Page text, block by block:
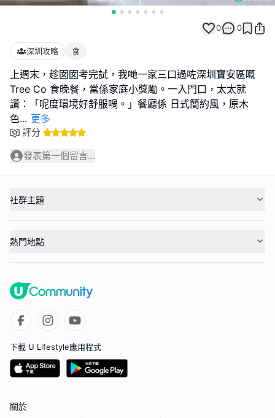
0 0
深圳攻略 食
上週末，趁囡囡考完試，我哋一家三口過咗深圳寶安區嘅
Tree Co 食晚餐，當係家庭小獎勵。一入門口，太太就
讚：「呢度環境好舒服喎。」餐廳係 日式簡約風，原木
色... 更多
評分
發表第一個留言...
社群主題
熱門地點
下載 U Lifestyle應用程式
關於